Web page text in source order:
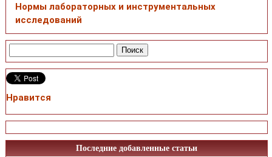
Нормы лабораторных и инструментальных
исследований
Нравится
Последние добавленные статьи